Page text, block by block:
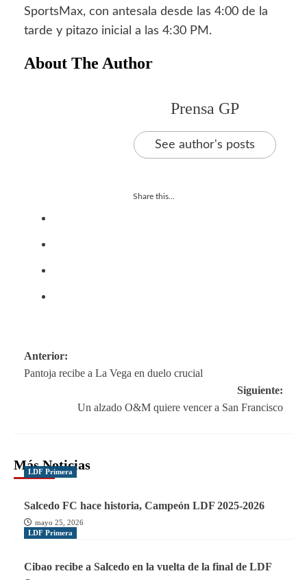
SportsMax, con antesala desde las 4:00 de la
tarde y pitazo inicial a las 4:30 PM.
About The Author
Prensa GP
See author's posts
Share this...
Navegación
de
entradas
Anterior:
Pantoja recibe a La Vega en duelo crucial
Siguiente:
Un alzado O&M quiere vencer a San Francisco
Más Noticias
LDF Primera
Salcedo FC hace historia, Campeón LDF 2025-2026
mayo 25, 2026
LDF Primera
Cibao recibe a Salcedo en la vuelta de la final de LDF